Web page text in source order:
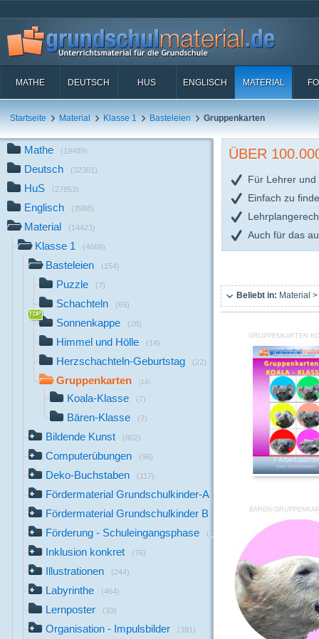
MATHE DEUTSCH HUS ENGLISCH MATERIAL
Startseite Material Klasse 1 Basteleien Gruppenkarten
Mathe (19489)
Deutsch (32381)
HuS (27853)
Englisch (3988)
Material (14423)
Klasse 1 (4669)
Basteleien (154)
Puzzle (7)
Schachteln (69)
Sonnenkappe (28)
Himmel und Hölle (14)
Herzschachteln-Geburtstag (22)
Gruppenkarten (14)
Koala-Klasse (7)
Bären-Klasse (7)
Bildende Kunst (802)
Computerübungen (96)
Deko-Buchstaben (117)
Fördermaterial Grundschulkinder-A
Fördermaterial Grundschulkinder B
Förderung - Schuleingangsphase (1142)
Inklusion konkret (76)
Illustrationen (244)
Labyrinthe (464)
Lernposter (33)
Organisation - Impulsbilder (391)
ÜBER
Für Lehrer und
Einfach zu
Auch für das
Beliebt in: Material
GRUPPENKARTEN
BÄREN-